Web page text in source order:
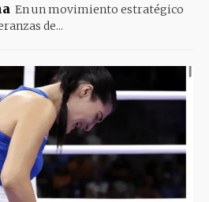
En un movimiento estratégico
de...